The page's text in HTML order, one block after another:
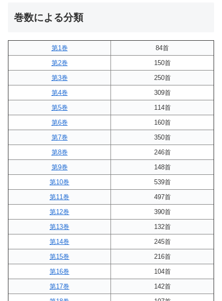
巻数による分類
第1巻
84首
第2巻
150首
第3巻
250首
第4巻
309首
第5巻
114首
第6巻
160首
第7巻
350首
第8巻
246首
第9巻
148首
第10巻
539首
第11巻
497首
第12巻
390首
第13巻
132首
第14巻
245首
第15巻
216首
第16巻
104首
第17巻
142首